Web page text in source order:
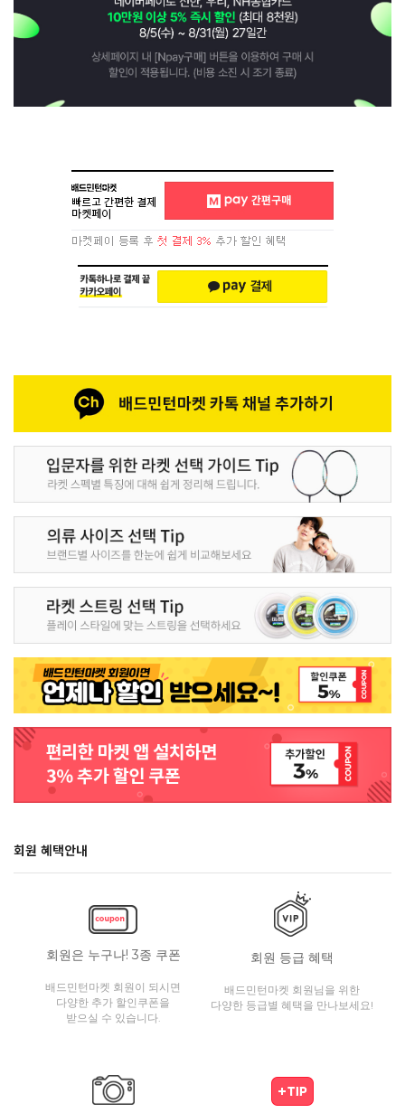
회원 혜택안내
회원은 누구나! 3종 쿠폰
배드민턴마켓 회원이 되시면
다양한 추가 할인쿠폰을
받으실 수 있습니다.
회원 등급 혜택
배드민턴마켓 회원님을 위한
다양한 등급별 혜택을 만나보세요!